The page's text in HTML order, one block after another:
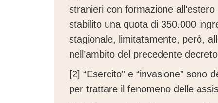
stranieri con formazione
stabilito una quota di 350.000
stagionale, limitatamente, però,
nell’ambito del precedente
[2] “Esercito” e “invasione” sono
per trattare il fenomeno delle